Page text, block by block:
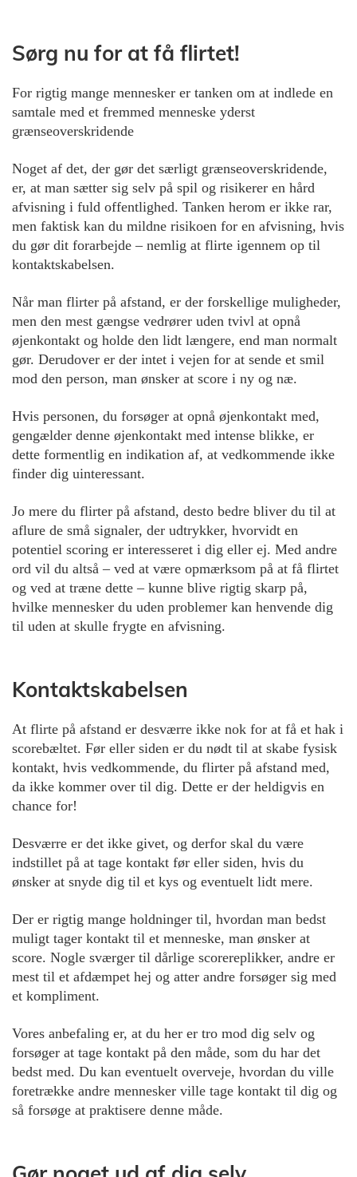
Sørg nu for at få flirtet!
For rigtig mange mennesker er tanken om at indlede en
samtale med et fremmed menneske yderst
grænseoverskridende
Noget af det, der gør det særligt grænseoverskridende,
er, at man sætter sig selv på spil og risikerer en hård
afvisning i fuld offentlighed. Tanken herom er ikke rar,
men faktisk kan du mildne risikoen for en afvisning, hvis
du gør dit forarbejde – nemlig at flirte igennem op til
kontaktskabelsen.
Når man flirter på afstand, er der forskellige muligheder,
men den mest gængse vedrører uden tvivl at opnå
øjenkontakt og holde den lidt længere, end man normalt
gør. Derudover er der intet i vejen for at sende et smil
mod den person, man ønsker at score i ny og næ.
Hvis personen, du forsøger at opnå øjenkontakt med,
gengælder denne øjenkontakt med intense blikke, er
dette formentlig en indikation af, at vedkommende ikke
finder dig uinteressant.
Jo mere du flirter på afstand, desto bedre bliver du til at
aflure de små signaler, der udtrykker, hvorvidt en
potentiel scoring er interesseret i dig eller ej. Med andre
ord vil du altså – ved at være opmærksom på at få flirtet
og ved at træne dette – kunne blive rigtig skarp på,
hvilke mennesker du uden problemer kan henvende dig
til uden at skulle frygte en afvisning.
Kontaktskabelsen
At flirte på afstand er desværre ikke nok for at få et hak i
scorebæltet. Før eller siden er du nødt til at skabe fysisk
kontakt, hvis vedkommende, du flirter på afstand med,
da ikke kommer over til dig. Dette er der heldigvis en
chance for!
Desværre er det ikke givet, og derfor skal du være
indstillet på at tage kontakt før eller siden, hvis du
ønsker at snyde dig til et kys og eventuelt lidt mere.
Der er rigtig mange holdninger til, hvordan man bedst
muligt tager kontakt til et menneske, man ønsker at
score. Nogle sværger til dårlige scorereplikker, andre er
mest til et afdæmpet hej og atter andre forsøger sig med
et kompliment.
Vores anbefaling er, at du her er tro mod dig selv og
forsøger at tage kontakt på den måde, som du har det
bedst med. Du kan eventuelt overveje, hvordan du ville
foretrække andre mennesker ville tage kontakt til dig og
så forsøge at praktisere denne måde.